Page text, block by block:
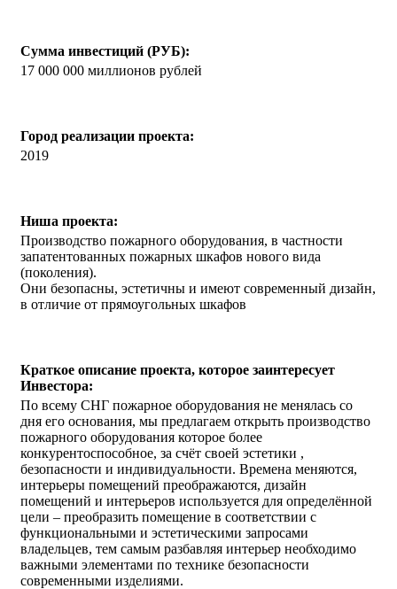
Сумма инвестиций (РУБ):
17 000 000 миллионов рублей
Город реализации проекта:
2019
Ниша проекта:
Производство пожарного оборудования, в частности
запатентованных пожарных шкафов нового вида
(поколения).
Они безопасны, эстетичны и имеют современный дизайн,
в отличие от прямоугольных шкафов
Краткое описание проекта, которое заинтересует
Инвестора:
По всему СНГ пожарное оборудования не менялась со
дня его основания, мы предлагаем открыть производство
пожарного оборудования которое более
конкурентоспособное, за счёт своей эстетики ,
безопасности и индивидуальности. Времена меняются,
интерьеры помещений преображаются, дизайн
помещений и интерьеров используется для определённой
цели – преобразить помещение в соответствии с
функциональными и эстетическими запросами
владельцев, тем самым разбавляя интерьер необходимо
важными элементами по технике безопасности
современными изделиями.